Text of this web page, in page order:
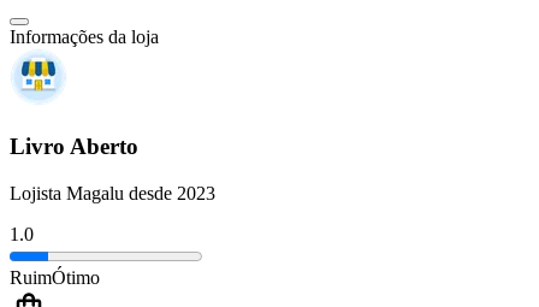
Informações da loja
Livro Aberto
Lojista Magalu desde 2023
1.0
RuimÓtimo